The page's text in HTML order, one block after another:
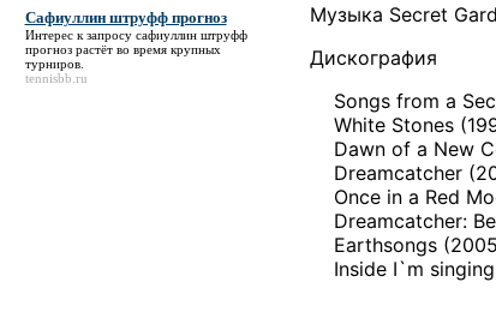
Сафиуллин штруфф прогноз
Интерес к запросу сафиуллин штруфф
прогнозрастёт во время крупных
турниров.
tennisbb.ru
Музыка Secret
Дискография
Songs from a
White Stones
Dawn of a New
Dreamcatcher
Once in a Red
Dreamcatcher:
Earthsongs
Inside I`m